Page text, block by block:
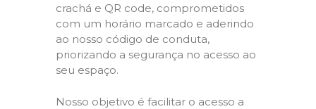
crachá e QR code, comprometidos
com um horário marcado e aderindo
ao nosso código de conduta,
priorizando a segurança no acesso ao
seu espaço.
Nosso objetivo é facilitar o acesso a